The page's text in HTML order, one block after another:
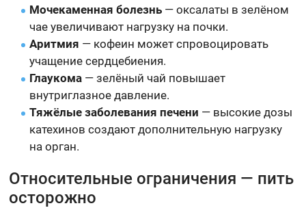
Мочекаменная болезнь — оксалаты в зелёном
чае увеличивают нагрузку на почки.
Аритмия — кофеин может спровоцировать
учащение сердцебиения.
Глаукома — зелёный чай повышает
внутриглазное давление.
Тяжёлые заболевания печени — высокие дозы
катехинов создают дополнительную нагрузку
на орган.
Относительные ограничения — пить
осторожно